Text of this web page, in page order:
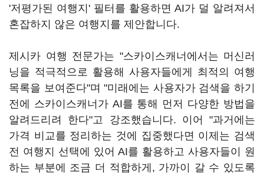
'저평가된 여행지' 필터를 활용하면 AI가 덜 알려져서
혼잡하지 않은 여행지를 제안합니다.
제시카 여행 전문가는 "스카이스캐너에서는 머신러
닝을 적극적으로 활용해 사용자들에게 최적의 여행
목록을 보여준다"며 "미래에는 사용자가 검색을 하기
전에 스카이스캐너가 AI를 통해 먼저 다양한 방법을
알려드리려 한다"고 강조했습니다. 이어 "과거에는
가격 비교를 정리하는 것에 집중했다면 이제는 검색
전 여행지 선택에 있어 AI를 활용하고 사용자들이 원
하는 부분에 조금 더 적합하게, 가까이 갈 수 있도록